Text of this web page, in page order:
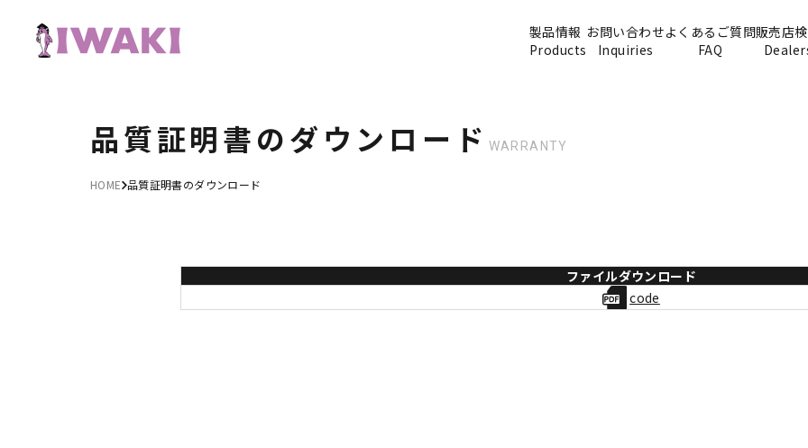
製品情報
Products
お問い合わせ
Inquiries
よくあるご質問
FAQ
販売店
品質証明書のダウンロード WARRANTY
HOME 品質証明書のダウンロード
ファイルダウンロード
code